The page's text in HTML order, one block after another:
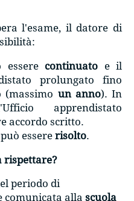
l'esame, il datore di
essere continuato e il
prolungato fino
(massimo un anno). In
apprendistato
accordo scritto.
essere risolto.
rispettare?
periodo di
comunicata alla scuola